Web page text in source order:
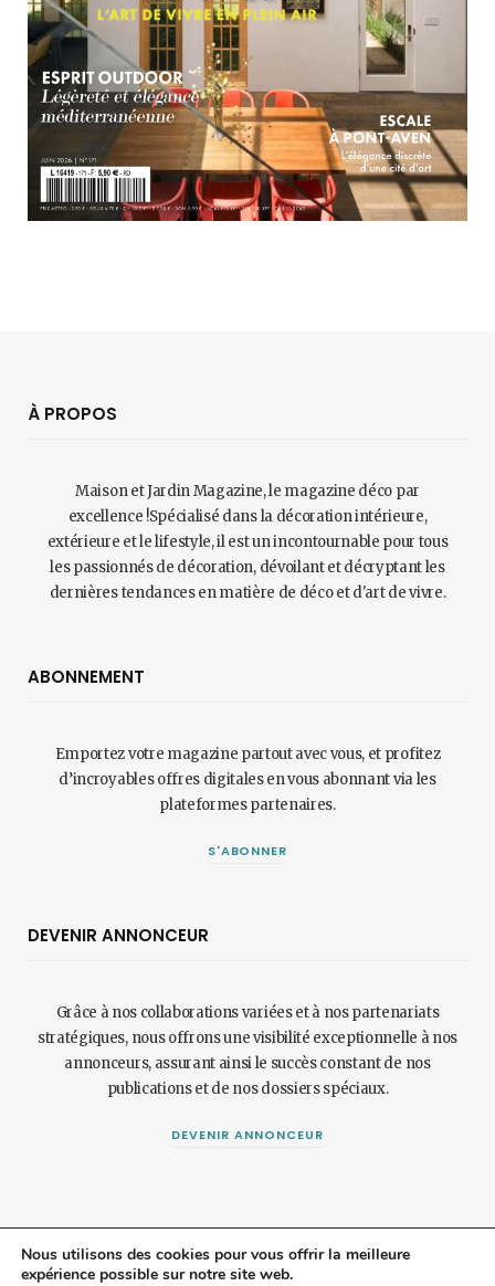
À PROPOS
Maison et Jardin Magazine, le magazine déco par
excellence !Spécialisé dans la décoration intérieure,
extérieure et le lifestyle, il est un incontournable pour tous
les passionnés de décoration, dévoilant et décryptant les
dernières tendances en matière de déco et d'art de vivre.
ABONNEMENT
Emportez votre magazine partout avec vous, et profitez
d’incroyables offres digitales en vous abonnant via les
plateformes partenaires.
S'ABONNER
DEVENIR ANNONCEUR
Grâce à nos collaborations variées et à nos partenariats
stratégiques, nous offrons une visibilité exceptionnelle à nos
annonceurs, assurant ainsi le succès constant de nos
publications et de nos dossiers spéciaux.
DEVENIR ANNONCEUR
Nous utilisons des cookies pour vous offrir la meilleure
expérience possible sur notre site web.